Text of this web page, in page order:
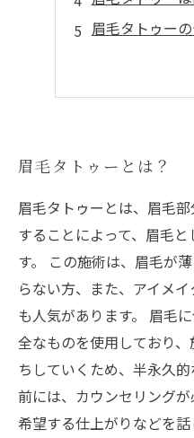
眉毛タトゥー
眉毛タトゥーとは？
眉毛タトゥーとは、眉毛
することによって、眉毛
す。 この施術は、眉毛が
らない方、また、アイメ
も人気があります。 眉毛
全なものを使用しており
ちしていくため、半永久
前には、カウンセリングが
希望する仕上がりなどを